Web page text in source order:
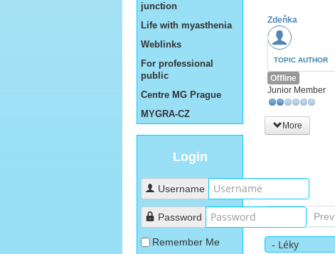
junction
Life with myasthenia
Weblinks
For professional
public
Centre MG Prague
MYGRA-CZ
Login
Username
Password
Remember Me
Zdeňka
TOPIC AUTHOR
Offline
Junior Member
More
Prev